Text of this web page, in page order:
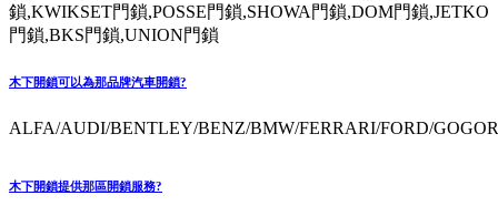
鎖,KWIKSET門鎖,POSSE門鎖,SHOWA門鎖,DOM門鎖,JETKO
門鎖,BKS門鎖,UNION門鎖
木下開鎖可以為那品牌汽車開鎖?
ALFA/AUDI/BENTLEY/BENZ/BMW/FERRARI/FORD/
木下開鎖提供那區開鎖服務?